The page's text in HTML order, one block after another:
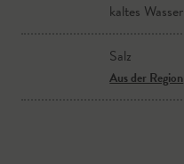
kaltes Wasser
Salz
Aus der Region
Aus der Region
heißes Wasser